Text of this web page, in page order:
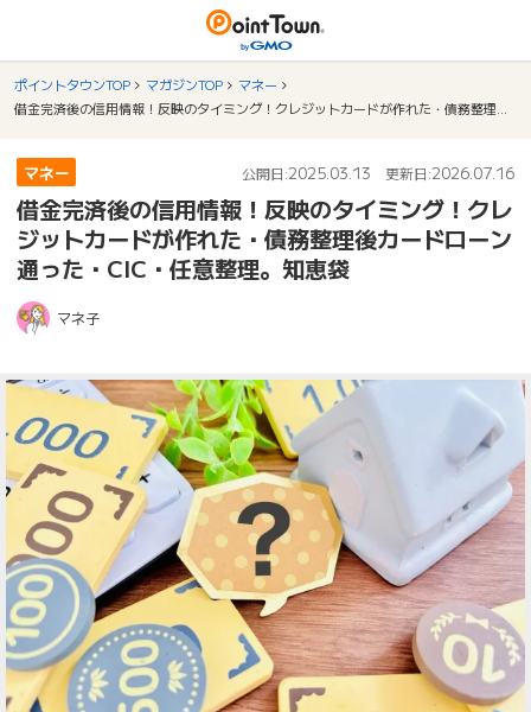
ポイントタウンTOP マガジンTOP
マネー
マネー 公開日:2025.03.13 更新日:2026.07.16
借金完済後の信用情報！反映のタイミング！クレ
ジットカードが作れた・債務整理後カードローン
通った・CIC・任意整理。知恵袋
マネ子